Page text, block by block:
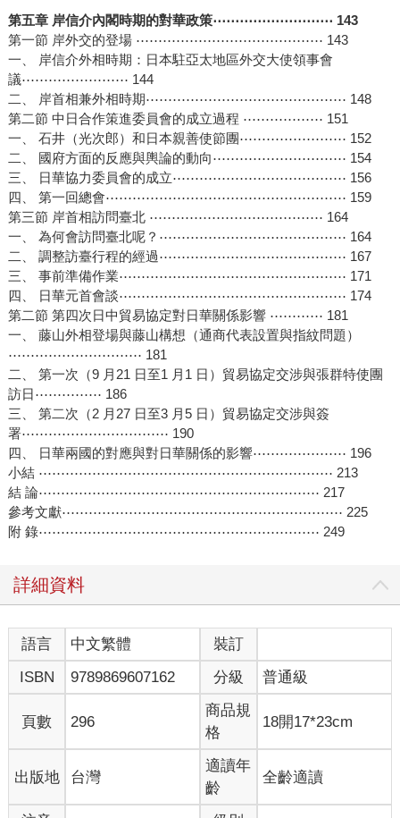
第五章 岸信介內閣時期的對華政策⋯⋯⋯⋯⋯⋯⋯⋯⋯ 143
第一節 岸外交的登場 ⋯⋯⋯⋯⋯⋯⋯⋯⋯⋯⋯⋯⋯⋯ 143
一、 岸信介外相時期：日本駐亞太地區外交大使領事會
議⋯⋯⋯⋯⋯⋯⋯⋯ 144
二、 岸首相兼外相時期⋯⋯⋯⋯⋯⋯⋯⋯⋯⋯⋯⋯⋯⋯⋯ 148
第二節 中日合作策進委員會的成立過程 ⋯⋯⋯⋯⋯⋯ 151
一、 石井（光次郎）和日本親善使節團⋯⋯⋯⋯⋯⋯⋯⋯ 152
二、 國府方面的反應與輿論的動向⋯⋯⋯⋯⋯⋯⋯⋯⋯⋯ 154
三、 日華協力委員會的成立⋯⋯⋯⋯⋯⋯⋯⋯⋯⋯⋯⋯⋯ 156
四、 第一回總會⋯⋯⋯⋯⋯⋯⋯⋯⋯⋯⋯⋯⋯⋯⋯⋯⋯⋯ 159
第三節 岸首相訪問臺北 ⋯⋯⋯⋯⋯⋯⋯⋯⋯⋯⋯⋯⋯ 164
一、 為何會訪問臺北呢？⋯⋯⋯⋯⋯⋯⋯⋯⋯⋯⋯⋯⋯⋯ 164
二、 調整訪臺行程的經過⋯⋯⋯⋯⋯⋯⋯⋯⋯⋯⋯⋯⋯⋯ 167
三、 事前準備作業⋯⋯⋯⋯⋯⋯⋯⋯⋯⋯⋯⋯⋯⋯⋯⋯⋯ 171
四、 日華元首會談⋯⋯⋯⋯⋯⋯⋯⋯⋯⋯⋯⋯⋯⋯⋯⋯⋯ 174
第二節 第四次日中貿易協定對日華關係影響 ⋯⋯⋯⋯ 181
一、 藤山外相登場與藤山構想（通商代表設置與指紋問題）
⋯⋯⋯⋯⋯⋯⋯⋯⋯⋯ 181
二、 第一次（9 月21 日至1 月1 日）貿易協定交涉與張群特使團
訪日⋯⋯⋯⋯⋯ 186
三、 第二次（2 月27 日至3 月5 日）貿易協定交涉與簽
署⋯⋯⋯⋯⋯⋯⋯⋯⋯⋯⋯ 190
四、 日華兩國的對應與對日華關係的影響⋯⋯⋯⋯⋯⋯⋯ 196
小結 ⋯⋯⋯⋯⋯⋯⋯⋯⋯⋯⋯⋯⋯⋯⋯⋯⋯⋯⋯⋯⋯⋯ 213
結 論⋯⋯⋯⋯⋯⋯⋯⋯⋯⋯⋯⋯⋯⋯⋯⋯⋯⋯⋯⋯⋯ 217
參考文獻⋯⋯⋯⋯⋯⋯⋯⋯⋯⋯⋯⋯⋯⋯⋯⋯⋯⋯⋯⋯⋯ 225
附 錄⋯⋯⋯⋯⋯⋯⋯⋯⋯⋯⋯⋯⋯⋯⋯⋯⋯⋯⋯⋯⋯ 249
詳細資料
語言 中文繁體
裝訂
ISBN
9789869607162 分級 普通級
頁數 296
商品規
格
18開17*23cm
出版地 台灣
適讀年
齡
全齡適讀